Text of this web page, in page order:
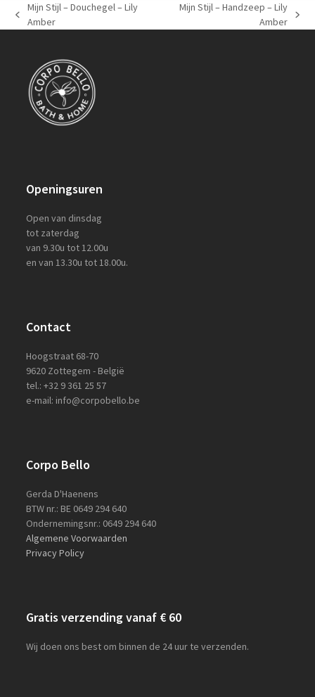
previous
Mijn Stijl – Douchegel – Lily
Amber
Mijn Stijl – Handzeep – Lily
Amber
Openingsuren
Open van dinsdag
tot zaterdag
van 9.30u tot 12.00u
en van 13.30u tot 18.00u.
Contact
Hoogstraat 68-70
9620 Zottegem - België
tel.: +32 9 361 25 57
e-mail: info@corpobello.be
Corpo Bello
Gerda D'Haenens
BTW nr.: BE 0649 294 640
Ondernemingsnr.: 0649 294 640
Algemene Voorwaarden
Privacy Policy
Gratis verzending vanaf € 60
Wij doen ons best om binnen de 24 uur te verzenden.